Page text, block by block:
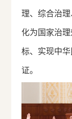
理、综合治
化为国家治
标、实现中
证。